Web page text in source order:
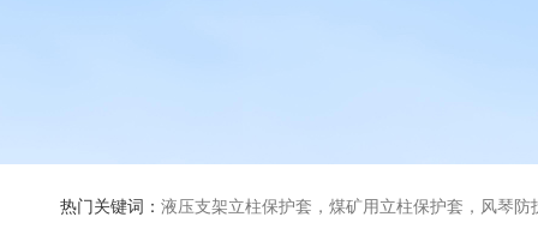
热门关键词： 液压支架立柱保护套，煤矿用立柱保护套，风琴